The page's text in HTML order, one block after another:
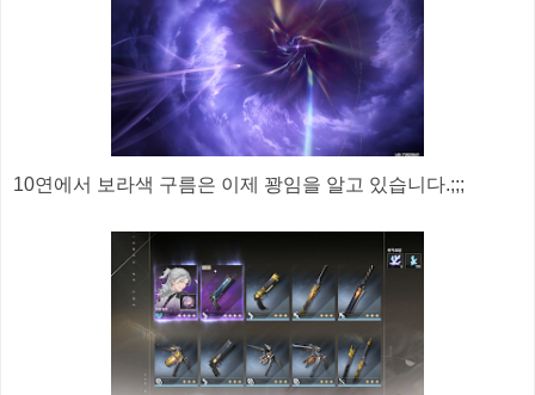
10연에서 보라색 구름은 이제 꽝임을 알고 있습니다.;;;